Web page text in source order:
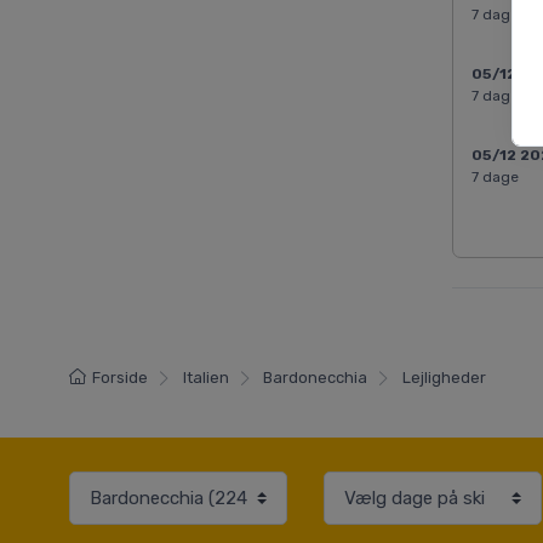
7 dage
05/12
7 dage
05/12
7 dage
Forside Italien Bardonecchia Lejligheder